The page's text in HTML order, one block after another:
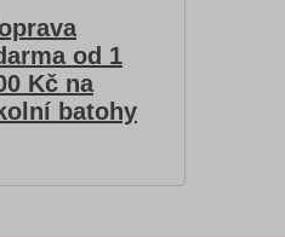
od 1
Kč na
batohy